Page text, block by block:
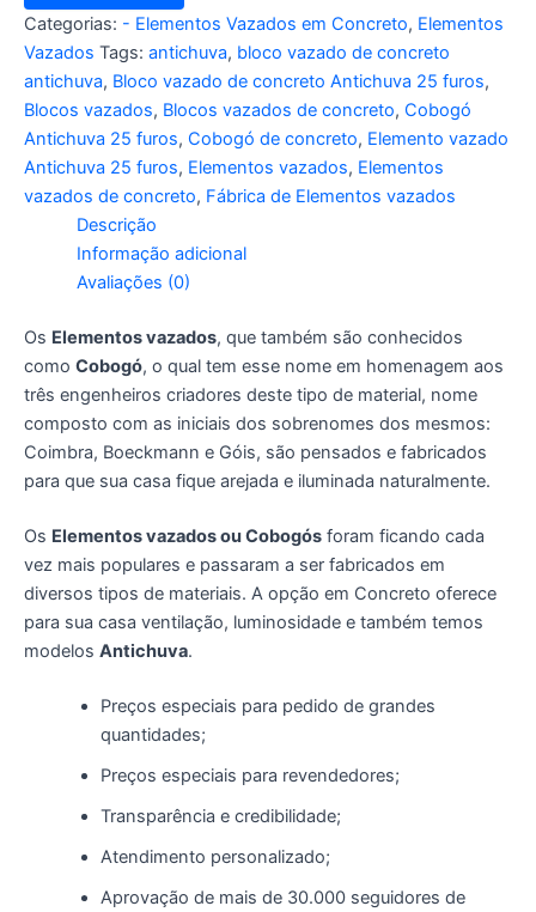
Categorias: - Elementos Vazados em Concreto, Elementos
Vazados Tags: antichuva, bloco vazado de concreto
antichuva, Bloco vazado de concreto Antichuva 25 furos,
Blocos vazados, Blocos vazados de concreto, Cobogó
Antichuva 25 furos, Cobogó de concreto, Elemento vazado
Antichuva 25 furos, Elementos vazados, Elementos
vazados de concreto, Fábrica de Elementos vazados
Descrição
Informação adicional
Avaliações (0)
Os Elementos vazados, que também são conhecidos
como Cobogó, o qual tem esse nome em homenagem aos
três engenheiros criadores deste tipo de material, nome
composto com as iniciais dos sobrenomes dos mesmos:
Coimbra, Boeckmann e Góis, são pensados e fabricados
para que sua casa fique arejada e iluminada naturalmente.
Os Elementos vazados ou Cobogós foram ficando cada
vez mais populares e passaram a ser fabricados em
diversos tipos de materiais. A opção em Concreto oferece
para sua casa ventilação, luminosidade e também temos
modelos Antichuva.
Preços especiais para pedido de grandes
quantidades;
Preços especiais para revendedores;
Transparência e credibilidade;
Atendimento personalizado;
Aprovação de mais de 30.000 seguidores de